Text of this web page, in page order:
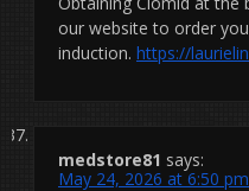
our website to order
induction. https://
medstore81 says:
May 24, 2026 at 6:50 pm